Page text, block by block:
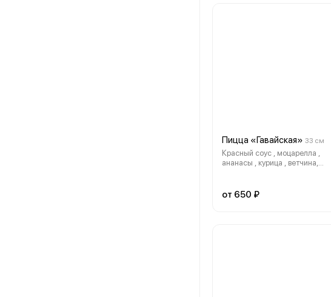
Пицца «Гавайская» 33 см
Красный соус , моцарелла ,
ананасы , курица , ветчина,
от 650 ₽